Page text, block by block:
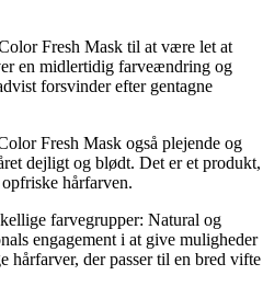
Fresh Mask til at være let at
en midlertidig farveændring og
forsvinder efter gentagne
Fresh Mask også plejende og
dejligt og blødt. Det er et produkt,
hårfarven.
farvegrupper: Natural og
engagement i at give muligheder
hårfarver, der passer til en bred vifte